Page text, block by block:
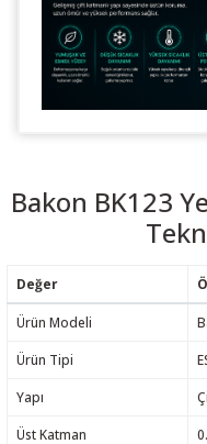
Bakon BK123
Değer
Ürün Modeli
Ürün Tipi
Yapı
Üst Katman